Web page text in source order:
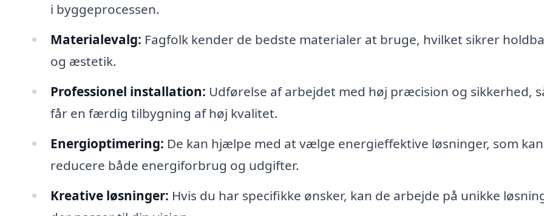
i byggeprocessen.
Materialevalg: Fagfolk kender de bedste materialer at bruge, hvilket sikrer
og æstetik.
Professionel installation: Udførelse af arbejdet med høj præcision og sikkerhed,
får en færdig tilbygning af høj kvalitet.
Energioptimering: De kan hjælpe med at vælge energieffektive løsninger, som kan
reducere både energiforbrug og udgifter.
Kreative løsninger: Hvis du har specifikke ønsker, kan de arbejde på unikke